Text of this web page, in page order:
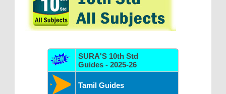
SURA'S 10th Std
Guides - 2025-26
Tamil Guides